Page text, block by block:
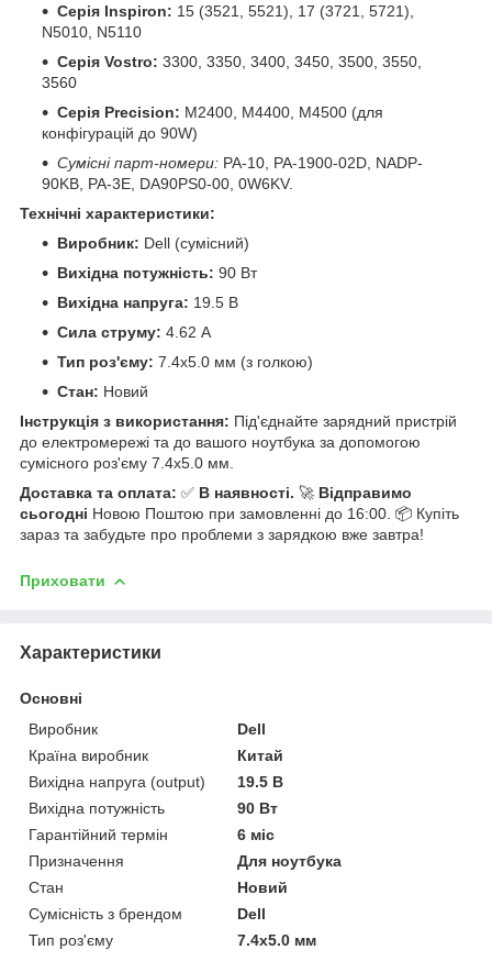
Серія Inspiron: 15 (3521, 5521), 17 (3721, 5721),
N5010, N5110
Серія Vostro: 3300, 3350, 3400, 3450, 3500, 3550,
3560
Серія Precision: M2400, M4400, M4500 (для
конфігурацій до 90W)
Сумісні парт-номери: PA-10, PA-1900-02D, NADP-
90KB, PA-3E, DA90PS0-00, 0W6KV.
Технічні характеристики:
Виробник: Dell (сумісний)
Вихідна потужність: 90 Вт
Вихідна напруга: 19.5 В
Сила струму: 4.62 А
Тип роз'єму: 7.4x5.0 мм (з голкою)
Стан: Новий
Інструкція з використання: Під'єднайте зарядний пристрій
до електромережі та до вашого ноутбука за допомогою
сумісного роз'єму 7.4x5.0 мм.
Доставка та оплата: ✅ В наявності. 🚀 Відправимо
сьогодні Новою Поштою при замовленні до 16:00. 📦 Купіть
зараз та забудьте про проблеми з зарядкою вже завтра!
Приховати
Характеристики
Основні
Виробник
Dell
Країна виробник
Китай
Вихідна напруга (output)
19.5 В
Вихідна потужність
90 Вт
Гарантійний термін
6 міс
Призначення
Для ноутбука
Стан
Новий
Сумісність з брендом
Dell
Тип роз'єму
7.4x5.0 мм